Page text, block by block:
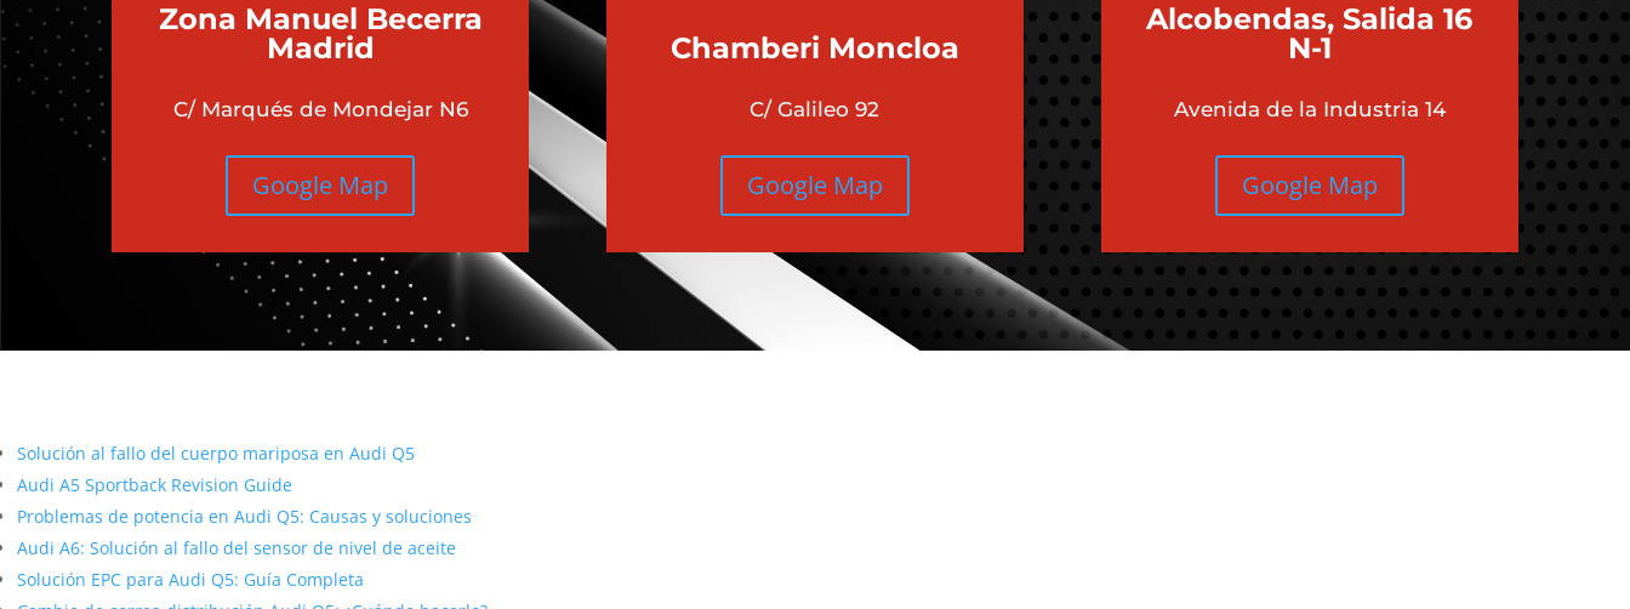
Zona Manuel Becerra
Madrid
C/ Marqués de Mondejar N6
Google Map
Chamberi Moncloa
C/ Galileo 92
Google Map
Alcobendas, Salida 16
N-1
Avenida de la Industria 14
Google Map
Solución al fallo del cuerpo mariposa en Audi Q5
Audi A5 Sportback Revision Guide
Problemas de potencia en Audi Q5: Causas y soluciones
Audi A6: Solución al fallo del sensor de nivel de aceite
Solución EPC para Audi Q5: Guía Completa